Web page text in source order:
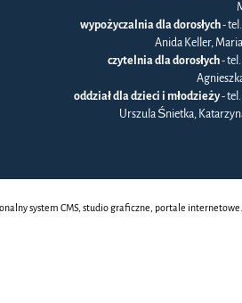
wypożyczalnia dla dorosłych- tel.
Anida Keller,
czytelnia dla dorosłych- tel.
oddział dla dzieci i młodzieży- tel.
Urszula Śnietka,
system CMS, studio graficzne, portale